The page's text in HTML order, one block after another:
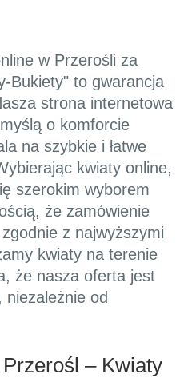
w Przerośli za
Bukiety" to gwarancja
strona internetowa
o komforcie
na szybkie i łatwe
kwiaty online,
szerokim wyborem
że zamówienie
z najwyższymi
kwiaty na terenie
że nasza oferta jest
od
– Kwiaty